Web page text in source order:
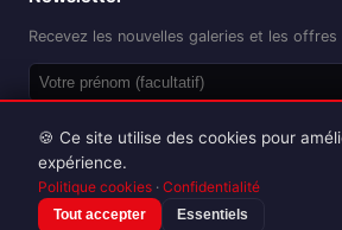
Recevez les nouvelles galeries et les offres
Reproduction interdite sans
🍪 Ce site utilise des cookies pour
expérience.
Politique cookies · Confidentialité
Tout accepter Essentiels